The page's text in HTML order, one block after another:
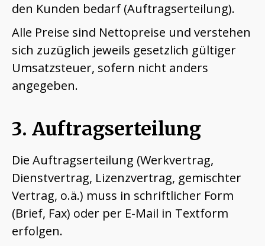
den Kunden bedarf (Auftragserteilung).
Alle Preise sind Nettopreise und verstehen
sich zuzüglich jeweils gesetzlich gültiger
Umsatzsteuer, sofern nicht anders
angegeben.
3. Auftragserteilung
Die Auftragserteilung (Werkvertrag,
Dienstvertrag, Lizenzvertrag, gemischter
Vertrag, o.ä.) muss in schriftlicher Form
(Brief, Fax) oder per E-Mail in Textform
erfolgen.